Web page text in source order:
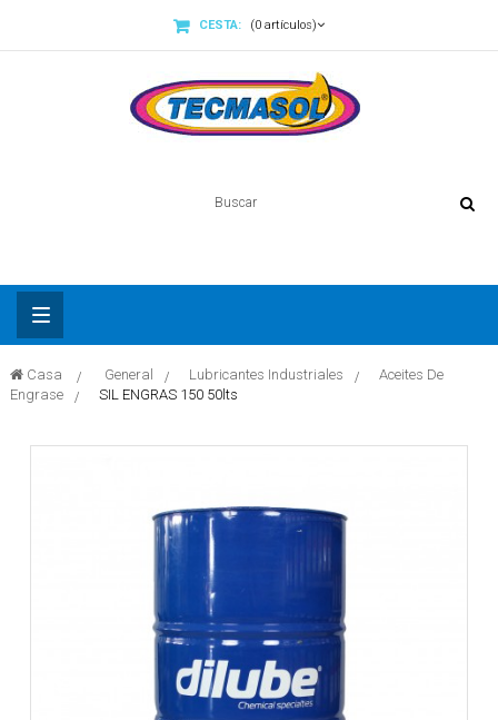
CESTA: (0 artículos)
la
Casa > General > Lubricantes Industriales >
Aceites De
Engrase
> SIL ENGRAS 150 50lts